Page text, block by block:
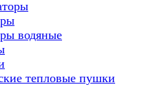
водяные
тепловые пушки